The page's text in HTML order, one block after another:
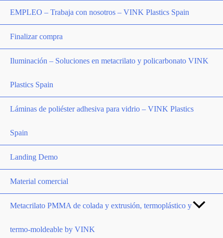
EMPLEO – Trabaja con nosotros – VINK Plastics Spain
Finalizar compra
Iluminación – Soluciones en metacrilato y policarbonato VINK
Plastics Spain
Láminas de poliéster adhesiva para vidrio – VINK Plastics
Spain
Landing Demo
Material comercial
Metacrilato PMMA de colada y extrusión, termoplástico y
termo-moldeable by VINK